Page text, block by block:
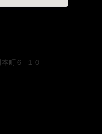
町６−１０